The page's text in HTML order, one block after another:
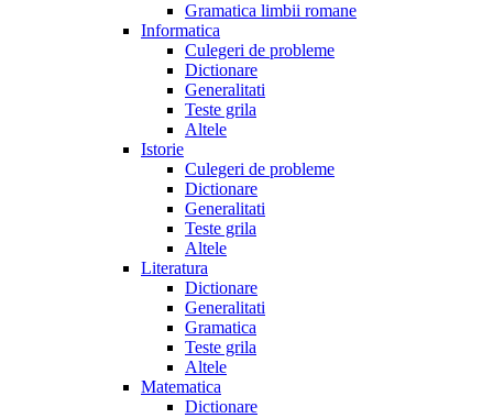
Gramatica limbii romane
Informatica
Culegeri de probleme
Dictionare
Generalitati
Teste grila
Altele
Istorie
Culegeri de probleme
Dictionare
Generalitati
Teste grila
Altele
Literatura
Dictionare
Generalitati
Gramatica
Teste grila
Altele
Matematica
Dictionare